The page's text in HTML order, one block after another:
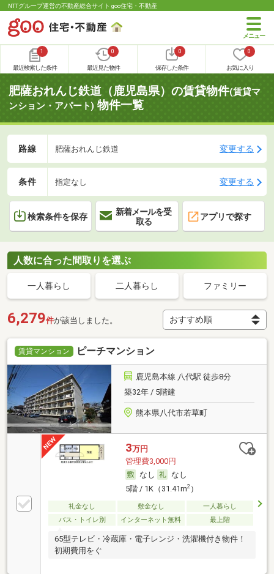
NTTグループ運営の不動産総合サイト goo住宅・不動産
1
最近検索した条件
0
最近見た物件
0
保存した条件
0
お気に入り
肥薩おれんじ鉄道（鹿児島県）の賃貸物件(賃貸マ
ンション・アパート) 物件一覧
路線 肥薩おれんじ鉄道 変更する
条件 指定なし 変更する
検索条件を保存
新着メールを受
取る
アプリで探す
人数に合った間取りを選ぶ
一人暮らし 二人暮らし ファミリー
6,279件が該当しました。
賃貸マンション ピーチマンション
鹿児島本線 八代駅 徒歩8分
築32年 / 5階建
熊本県八代市若草町
3万円
管理費3,000円
なし
なし
5階 / 1K（31.41m2）
礼金なし 敷金なし
一人暮らし
バス・トイレ別
インターネット無料 最上階
65型テレビ・冷蔵庫・電子レンジ・洗濯機付き物件！
初期費用をぐ